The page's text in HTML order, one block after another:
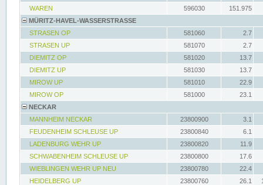
WAREN
596030
151.975
MÜRITZ-HAVEL-WASSERSTRASSE
STRASEN OP
581060
2.7
STRASEN UP
581070
2.7
DIEMITZ OP
581020
13.7
DIEMITZ UP
581030
13.7
MIROW UP
581010
22.9
MIROW OP
581000
23.1
NECKAR
MANNHEIM NECKAR
23800900
3.1
FEUDENHEIM SCHLEUSE UP
23800840
6.1
LADENBURG WEHR UP
23800820
11.9
SCHWABENHEIM SCHLEUSE UP
23800800
17.6
WIEBLINGEN WEHR UP NEU
23800780
22.4
HEIDELBERG UP
23800760 26.1